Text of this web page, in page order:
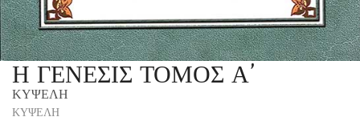
Η ΓΕΝΕΣΙΣ ΤΟΜΟΣ Α’
ΚΥΨΕΛΗ
ΚΥΨΕΛΗ